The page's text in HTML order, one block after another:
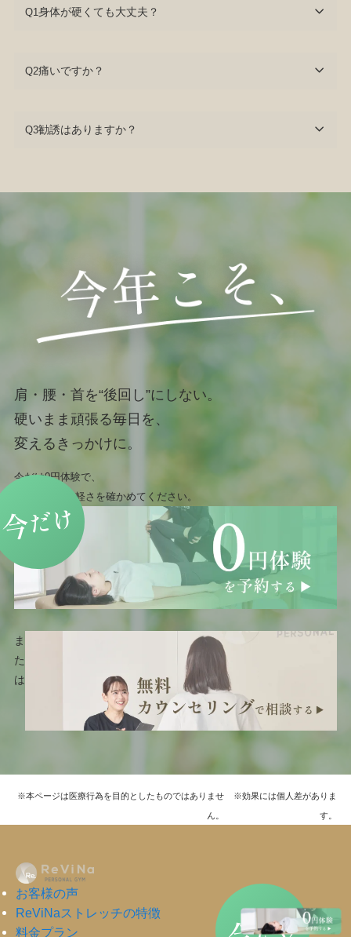
だけ
Q1身体が硬くても大丈夫？
Q2痛いですか？
Q3勧誘はありますか？
肩・腰・首を“後回し”にしない。
硬いまま頑張る毎日を、
変えるきっかけに。
今だけ0円体験で、
まずは身体の軽さを確かめてください。
だけ
ま
た
は
※本ページは医療行為を目的としたものではありませ
ん。
※効果には個人差がありま
す。
お客様の声
ReViNaストレッチの特徴
料金プラン